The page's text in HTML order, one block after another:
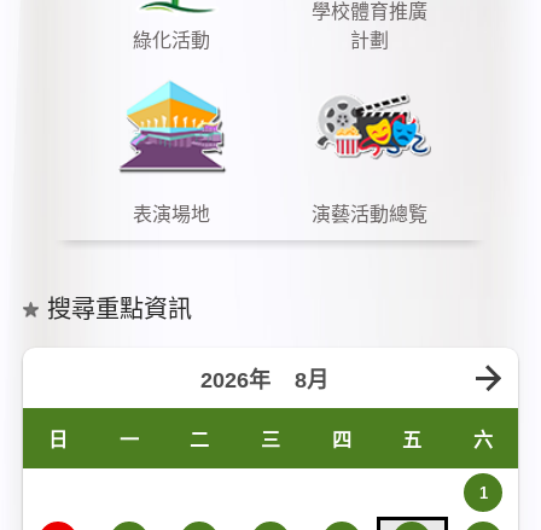
綠化活動
學校體育推廣
計劃
表演場地 演藝活動總覧
搜尋重點資訊
日 一 二 三 四 五 六
1